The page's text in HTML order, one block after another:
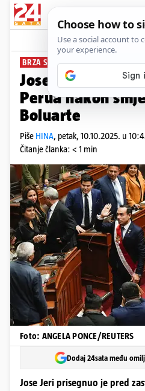
News
BRZA SMJENA
Jose Jeri novi
Perua nakon
Boluarte
Piše HINA, petak, 10.10.2025. u
Čitanje članka: < 1 min
Foto: ANGELA PONCE/REUTERS
Dodaj 24sata među
Jose Jeri prisegnuo je pred